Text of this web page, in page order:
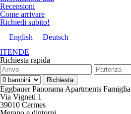
Recensioni
Come arrivare
Richiedi subito!
English
Deutsch
ITENDE
Richiesta rapida
Eggbauer Panorama Apartments
Via Vigneti 1
39010 Cermes